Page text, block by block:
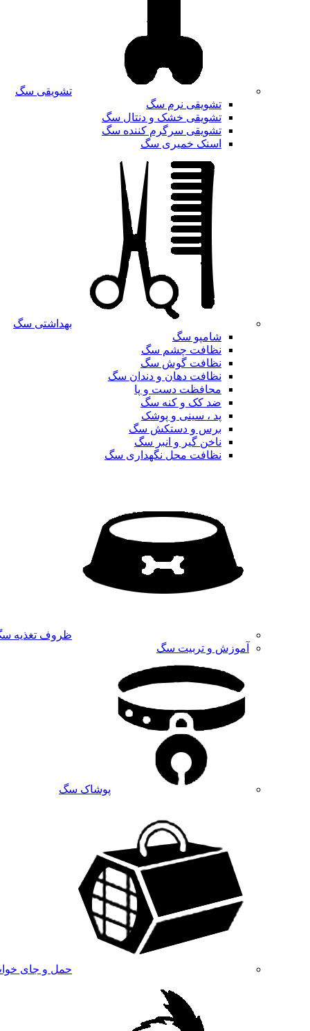
تشویقی سگ
تشویقی نرم سگ
تشویقی خشک و دنتال سگ
تشویقی سرگرم کننده سگ
اسنک خمیری سگ
بهداشتی سگ
شامپو سگ
نظافت چشم سگ
نظافت گوش سگ
نظافت دهان و دندان سگ
محافظت دست و پا
ضد کک و کنه سگ
پد ، سینی و پوشک
برس و دستکش سگ
ناخن گیر و انبر سگ
نظافت محل نگهداری سگ
ظروف تغذیه
آموزش و تربیت سگ
پوشاک سگ
حمل و جای